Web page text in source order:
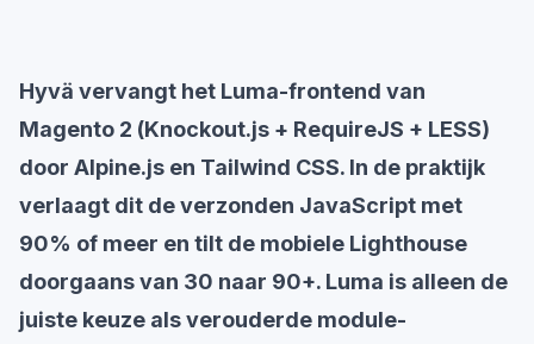
Hyvä vervangt het Luma-frontend van
Magento 2 (Knockout.js + RequireJS + LESS)
door Alpine.js en Tailwind CSS. In de praktijk
verlaagt dit de verzonden JavaScript met
90% of meer en tilt de mobiele Lighthouse
doorgaans van 30 naar 90+. Luma is alleen de
juiste keuze als verouderde module-